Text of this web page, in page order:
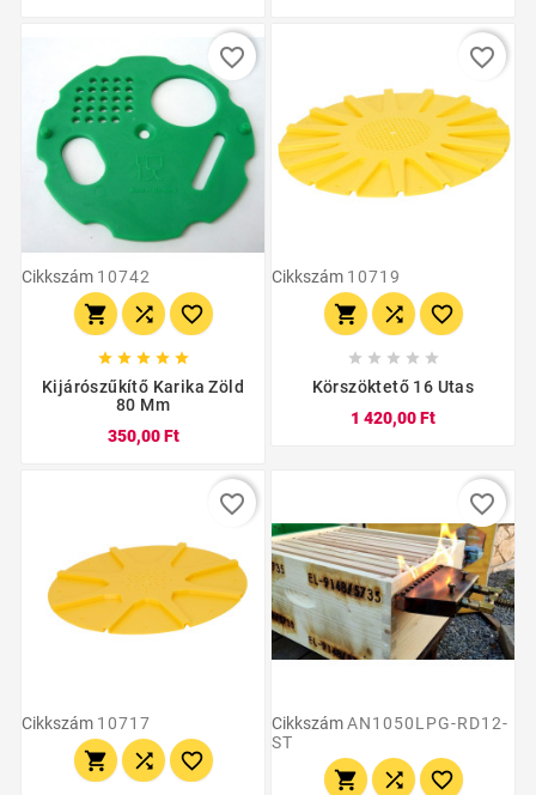
Cikkszám 10742
  
    
Kijárószűkítő Karika Zöld
80 Mm
350,00 Ft
favorite_border
Cikkszám 10719
  
    
Körszöktető 16 Utas
1 420,00 Ft
favorite_border
Cikkszám 10717
  
favorite_border
CikkszámAN1050LPG-RD12-
ST
  
favorite_border